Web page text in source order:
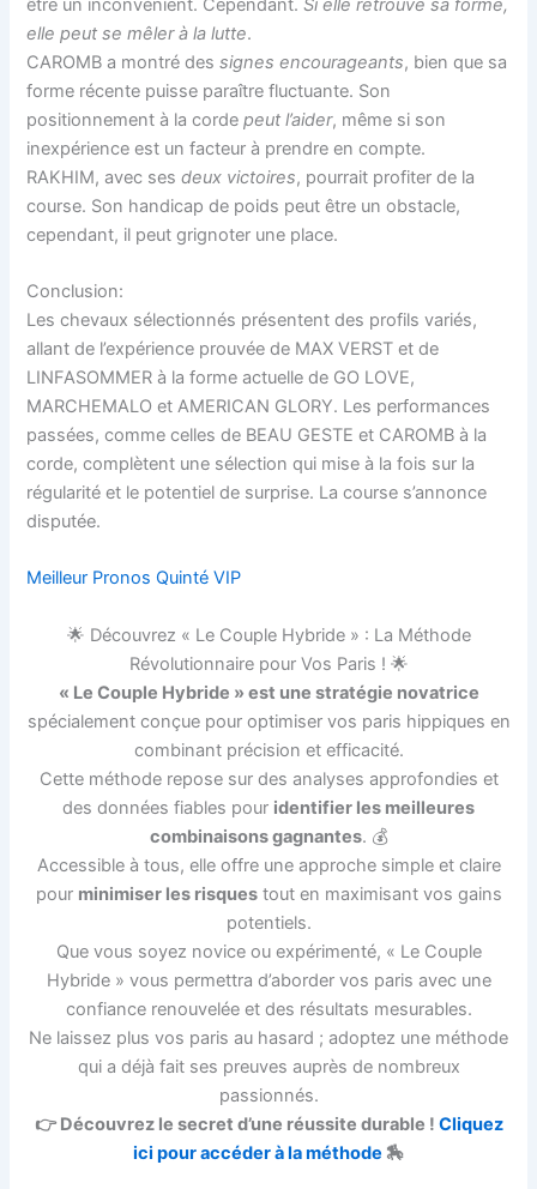
elle peut se mêler à la lutte.
CAROMB a montré dessignes encourageants, bien que sa
forme récente puisse paraître fluctuante. Son
positionnement à la cordepeut l’aider, même si son
inexpérience est un facteur à prendre en compte.
RAKHIM, avec sesdeux victoires, pourrait profiter de la
course. Son handicap de poids peut être un obstacle,
cependant, il peut grignoter une place.
Conclusion:
Les chevaux sélectionnés présentent des profils variés,
allant de l’expérience prouvée de MAX VERST et de
LINFASOMMER à la forme actuelle de GO LOVE,
MARCHEMALO et AMERICAN GLORY. Les performances
passées, comme celles de BEAU GESTE et CAROMB à la
corde, complètent une sélection qui mise à la fois sur la
régularité et le potentiel de surprise. La course s’annonce
disputée.
Meilleur Pronos Quinté VIP
🌟 Découvrez « Le Couple Hybride » : La Méthode
Révolutionnaire pour Vos Paris ! 🌟
« Le Couple Hybride » est une stratégie novatrice
spécialement conçue pour optimiser vos paris hippiques en
combinant précision et efficacité.
Cette méthode repose sur des analyses approfondies et
des données fiables pour identifier les meilleures
combinaisons gagnantes. 💰
Accessible à tous, elle offre une approche simple et claire
pour minimiser les risquestout en maximisant vos gains
potentiels.
Que vous soyez novice ou expérimenté, « Le Couple
Hybride » vous permettra d’aborder vos paris avec une
confiance renouvelée et des résultats mesurables.
Ne laissez plus vos paris au hasard ; adoptez une méthode
qui a déjà fait ses preuves auprès de nombreux
passionnés.
👉 Découvrez le secret d’une réussite durable ! Cliquez
ici pour accéder à la méthode 🏇